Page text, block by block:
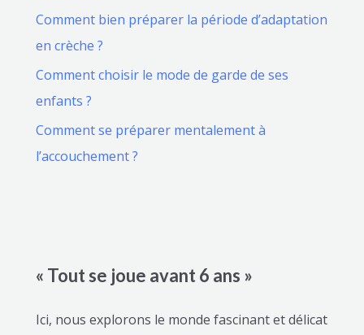
Comment bien préparer la période d’adaptation
en crèche ?
Comment choisir le mode de garde de ses
enfants ?
Comment se préparer mentalement à
l’accouchement ?
« Tout se joue avant 6 ans »
Ici, nous explorons le monde fascinant et délicat